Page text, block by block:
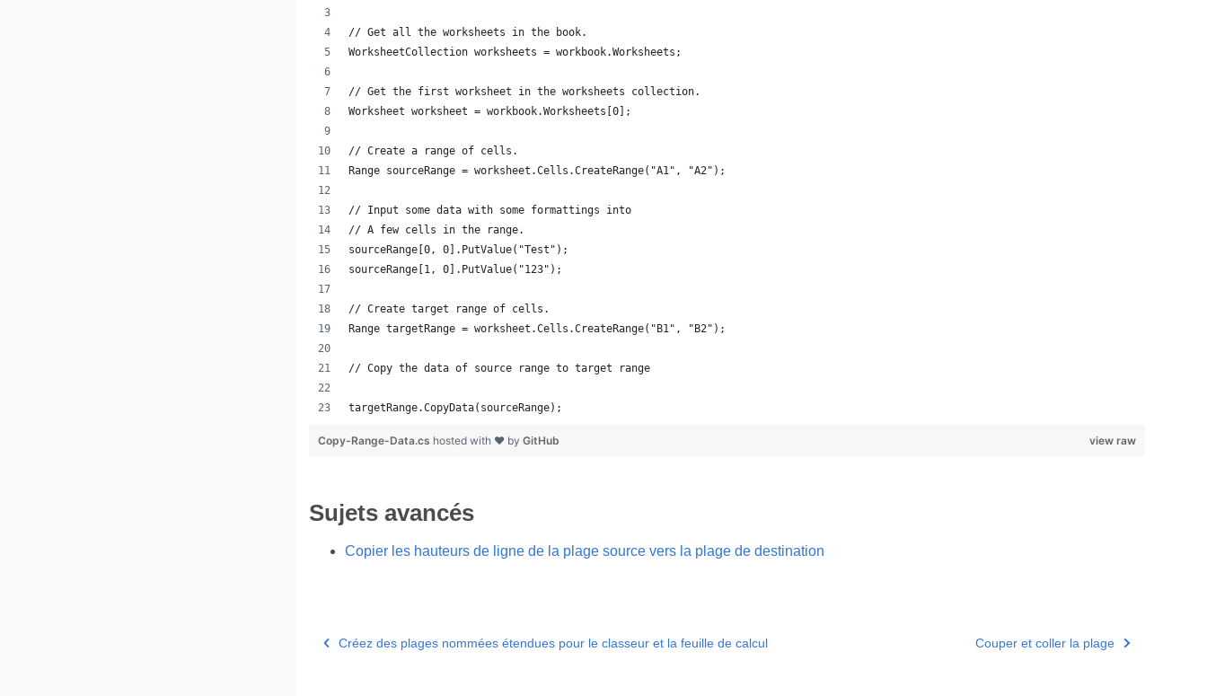
// Get all the worksheets in the book.
WorksheetCollection worksheets = workbook.Worksheets;
// Get the first worksheet in the worksheets collection.
Worksheet worksheet = workbook.Worksheets[0];
// Create a range of cells.
Range sourceRange = worksheet.Cells.CreateRange("A1", "A2");
// Input some data with some formattings into
// A few cells in the range.
sourceRange[0, 0].PutValue("Test");
sourceRange[1, 0].PutValue("123");
// Create target range of cells.
Range targetRange = worksheet.Cells.CreateRange("B1", "B2");
// Copy the data of source range to target range
targetRange.CopyData(sourceRange);
view raw
Copy-Range-Data.cs hosted with ❤ by GitHub
Sujets avancés
Copier les hauteurs de ligne de la plage source vers la plage de destination
Créez des plages nommées étendues pour le classeur et la feuille de calcul Couper et coller la plage